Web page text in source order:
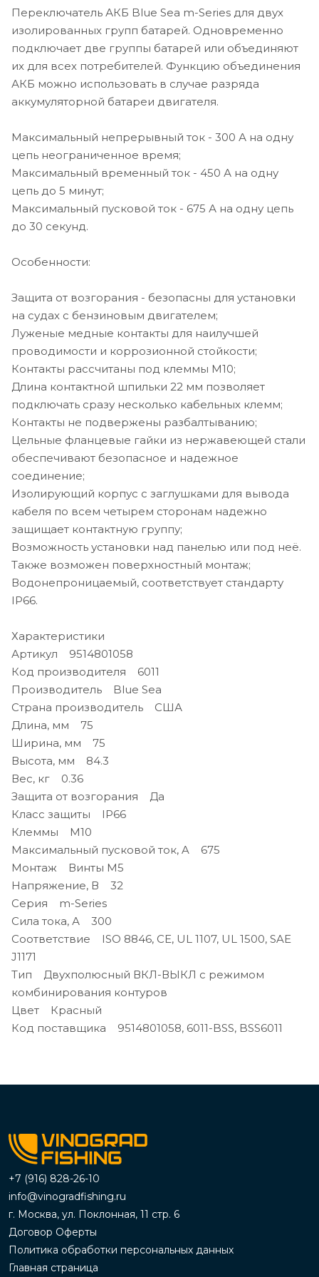
защищает контактную группу;
Возможность установки над панелью или под неё.
Также возможен поверхностный монтаж;
Водонепроницаемый, соответствует стандарту IP66.
Характеристики
Производитель Blue Sea
Страна производитель США
Длина, мм 75
Ширина, мм 75
Высота, мм 84.3
Вес, кг 0.36
Клеммы М10
Монтаж Винты М5
Напряжение, В 32
Серия m-Series
Сила тока, А 300
Соответствие ISO 8846, CE, UL 1107, UL 1500, SAE J1171
Цвет Красный
Код поставщика 9514801058, 6011-BSS, BSS6011
Переключатель АКБ Blue Sea m-Series для двух
изолированных групп батарей. Одновременно
подключает две группы батарей или объединяют
их для всех потребителей. Функцию объединения
АКБ можно использовать в случае разряда
аккумуляторной батареи двигателя.
Максимальный непрерывный ток - 300 А на одну
цепь неограниченное время;
Максимальный временный ток - 450 А на одну
цепь до 5 минут;
Максимальный пусковой ток - 675 А на одну цепь
до 30 секунд.
Особенности:
Защита от возгорания - безопасны для установки
на судах с бензиновым двигателем;
Луженые медные контакты для наилучшей
проводимости и коррозионной стойкости;
Контакты рассчитаны под клеммы М10;
Длина контактной шпильки 22 мм позволяет
подключать сразу несколько кабельных клемм;
Контакты не подвержены разбалтыванию;
Цельные фланцевые гайки из нержавеющей стали
обеспечивают безопасное и надежное
соединение;
Изолирующий корпус с заглушками для вывода
кабеля по всем четырем сторонам надежно
защищает контактную группу;
Возможность установки над панелью или под неё.
Также возможен поверхностный монтаж;
Водонепроницаемый, соответствует стандарту
IP66.
Характеристики
Артикул 9514801058
Код производителя 6011
Производитель Blue Sea
Страна производитель США
Длина, мм 75
Ширина, мм 75
Высота, мм 84.3
Вес, кг 0.36
Защита от возгорания Да
Класс защиты IP66
Клеммы М10
Максимальный пусковой ток, A 675
Монтаж Винты М5
Напряжение, В 32
Серия m-Series
Сила тока, А 300
Соответствие ISO 8846, CE, UL 1107, UL 1500, SAE
J1171
Тип Двухполюсный ВКЛ-ВЫКЛ с режимом
комбинирования контуров
Цвет Красный
Код поставщика 9514801058, 6011-BSS, BSS6011
+7 (916) 828-26-10
info@vinogradfishing.ru
г. Москва, ул. Поклонная, 11 стр. 6
Договор Оферты
Политика обработки персональных данных
Главная страница